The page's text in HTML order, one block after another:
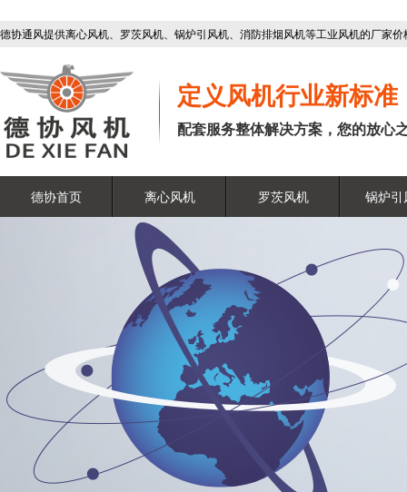
德协通风提供离心风机、罗茨风机、锅炉引风机、消防排烟风机等工业风机的厂家
定义风机行业新标准
配套服务整体解决方案，您的放心
德协首页 离心风机 罗茨风机 锅炉